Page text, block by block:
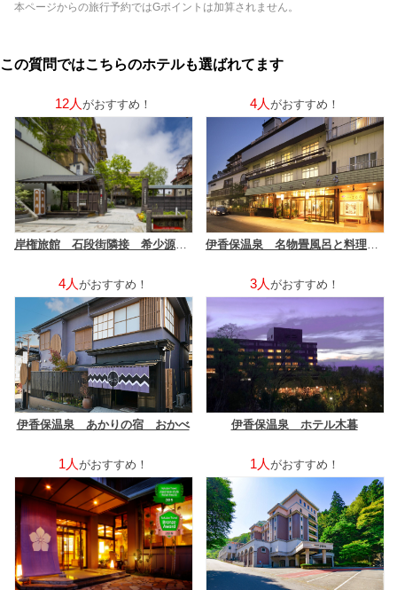
本ページからの旅行予約ではGポイントは加算されません。
この質問ではこちらのホテルも選ばれてます
12人 がおすすめ！
岸権旅館 石段街隣接 希少源泉「黄金の湯」の宿
4人 がおすすめ！
伊香保温泉 名物畳風呂と料理自慢の宿 ホテルきむら
4人 がおすすめ！
伊香保温泉 あかりの宿 おかべ
3人 がおすすめ！
伊香保温泉 ホテル木暮
1人 がおすすめ！ 1人 がおすすめ！